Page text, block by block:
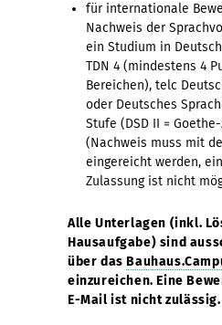
für internationale
Nachweis der
ein Studium in
TDN 4 (mindestens 4
Bereichen), telc
oder Deutsches
Stufe (DSD II =
(Nachweis muss mit
eingereicht werden,
Zulassung ist nicht
Alle Unterlagen (inkl.
Hausaufgabe) sind
über das
einzureichen. Eine
E-Mail ist nicht zulässig.